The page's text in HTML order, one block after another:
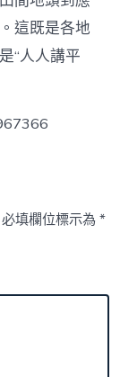
這既是各地
“人人講平
必填欄位標示為*